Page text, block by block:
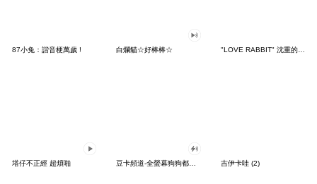
87小兔：諧音梗萬歲 ! 白爛貓☆好棒棒☆ "LOVE RABBIT" 沈重的愛 台灣版
塔仔不正經 超煩啪 吉伊卡哇 (2)